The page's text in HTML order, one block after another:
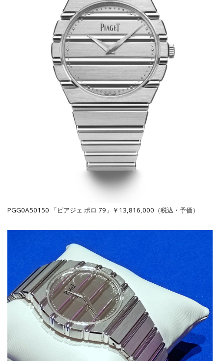
PGG0A50150 「ピアジェ ポロ 79」￥13,816,000（税込・予価）